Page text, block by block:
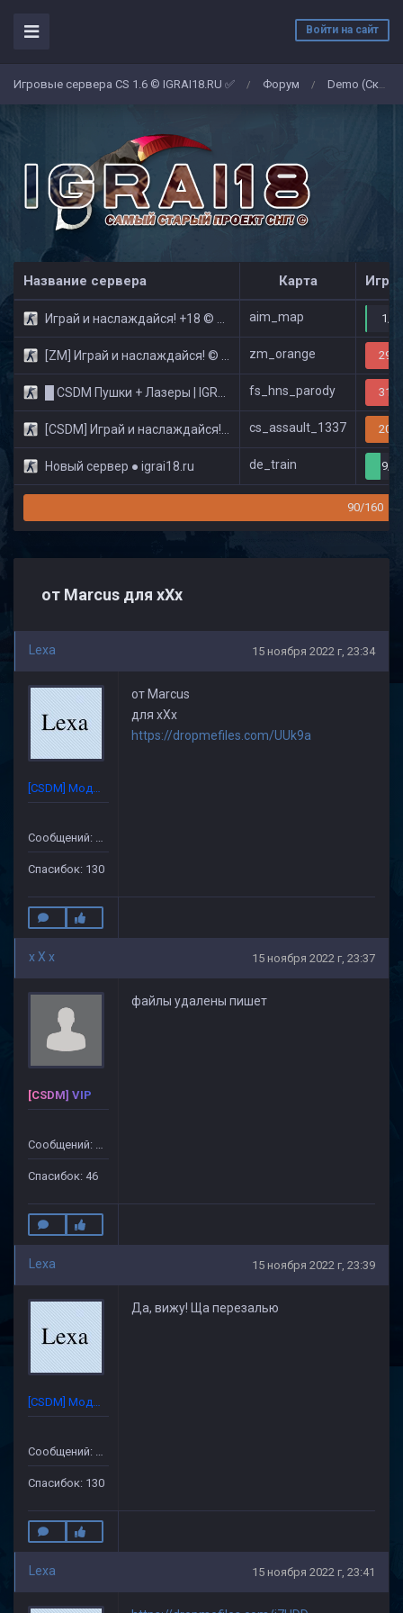
Войти на сайт
Игровые сервера CS 1.6 © IGRAI18.RU ✅ / Форум / Demo (Скриншоты)
Название сервера Карта
Играй и наслаждайся! +18 © Public aim_map 1/
[ZM] Играй и наслаждайся! © Zombie Show zm_orange 29/
█ CSDM Пушки + Лазеры | IGRAI18.RU ツ █ fs_hns_parody 31/
[CSDM] Играй и наслаждайся! © Classic cs_assault_1337 20/
Новый сервер ● igrai18.ru de_train 9/
90/160
от Marcus для xXx
Lexa 15 ноября 2022 г, 23:34
[CSDM] Модератор
Сообщений: 632
Спасибок: 130
от Marcus
для xXx
https://dropmefiles.com/UUk9a
x X x 15 ноября 2022 г, 23:37
[CSDM] VIP
Сообщений: 499
Спасибок: 46
файлы удалены пишет
Lexa 15 ноября 2022 г, 23:39
[CSDM] Модератор
Сообщений: 632
Спасибок: 130
Да, вижу! Ща перезалью
Lexa 15 ноября 2022 г, 23:41